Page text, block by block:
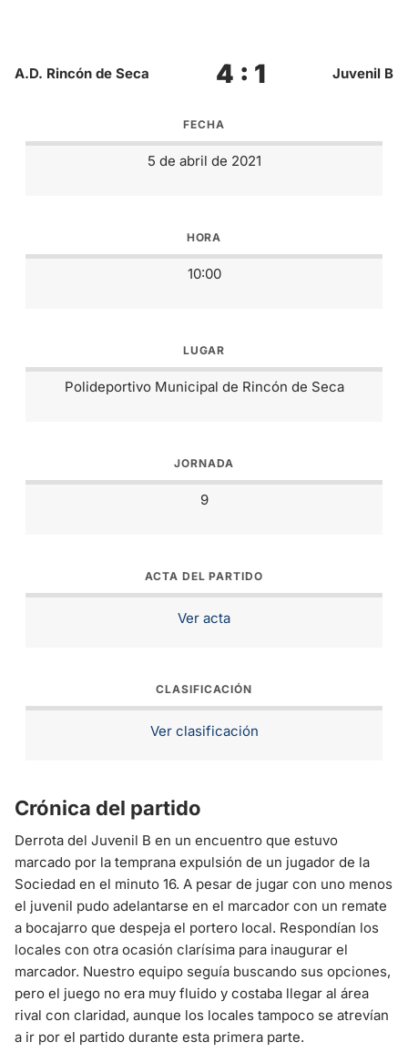
A.D. Rincón de Seca 4 : 1 Juvenil B
FECHA
5 de abril de 2021
HORA
10:00
LUGAR
Polideportivo Municipal de Rincón de Seca
JORNADA
9
ACTA DEL PARTIDO
Ver acta
CLASIFICACIÓN
Ver clasificación
Crónica del partido
Derrota del Juvenil B en un encuentro que estuvo
marcado por la temprana expulsión de un jugador de la
Sociedad en el minuto 16. A pesar de jugar con uno menos
el juvenil pudo adelantarse en el marcador con un remate
a bocajarro que despeja el portero local. Respondían los
locales con otra ocasión clarísima para inaugurar el
marcador. Nuestro equipo seguía buscando sus opciones,
pero el juego no era muy fluido y costaba llegar al área
rival con claridad, aunque los locales tampoco se atrevían
a ir por el partido durante esta primera parte.